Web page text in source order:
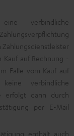
verbindliche
Zahlungsdienstleister
auf Rechnung -
Falle vom Kauf auf
verbindliche
erfolgt dann durch
per E-Mail
enthält auch